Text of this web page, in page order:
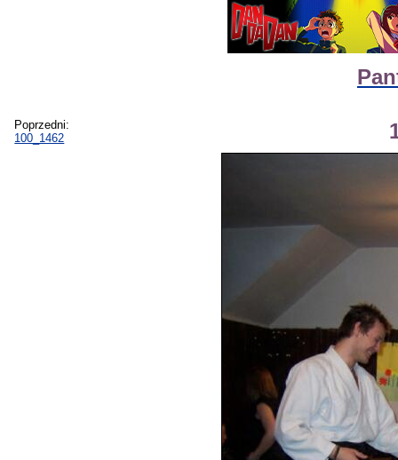
Poprzedni:
100_1462